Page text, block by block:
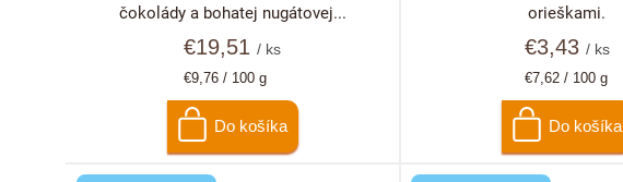
€19,51/ ks
Jednotková
€9,76 / 100 g
Do košíka
čokolády a bohatej nugátovej...
€3,43 / ks
Jednotková
€7,62 / 100 g
Do košíka
orieškami.